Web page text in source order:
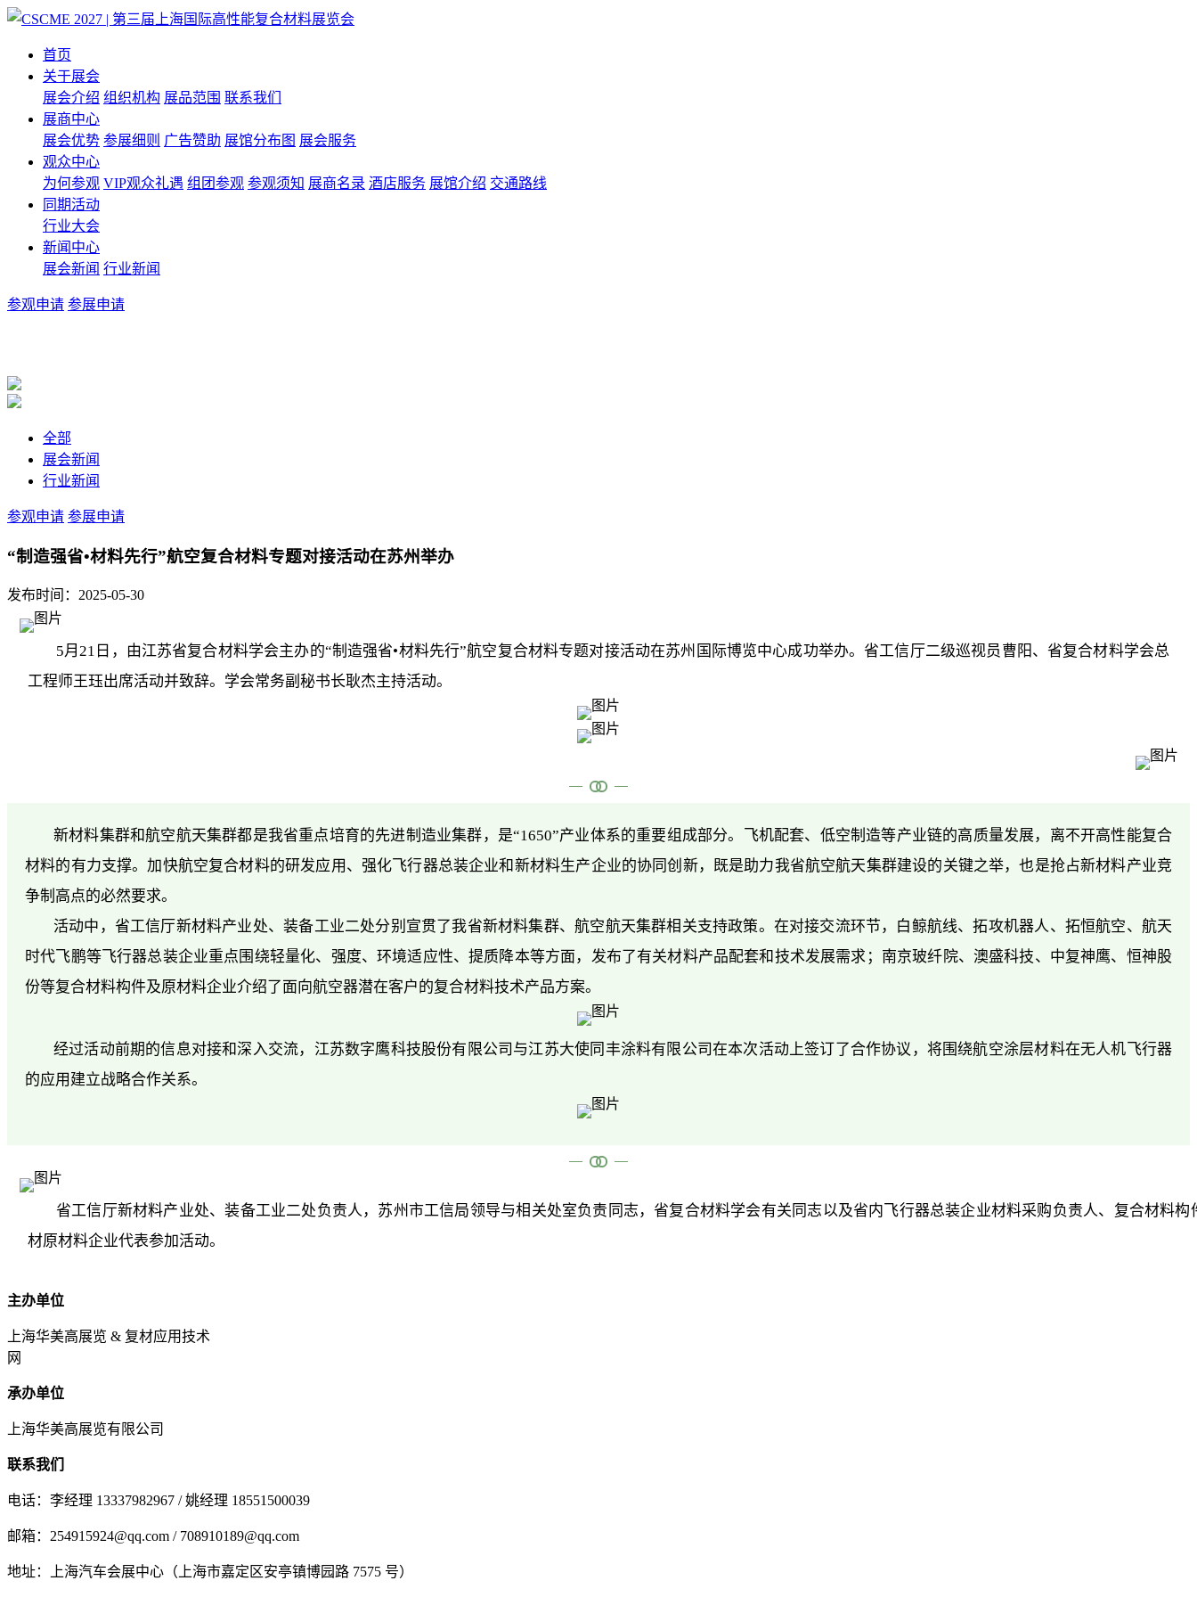
首页
关于展会
展会介绍 组织机构 展品范围 联系我们
展商中心
展会优势 参展细则 广告赞助 展馆分布图 展会服务
观众中心
为何参观 VIP观众礼遇 组团参观 参观须知 展商名录 酒店服务 展馆介绍 交通路线
同期活动
行业大会
新闻中心
展会新闻 行业新闻
参观申请 参展申请
全部
展会新闻
行业新闻
参观申请 参展申请
“制造强省•材料先行”航空复合材料专题对接活动在苏州举办
发布时间：2025-05-30
5月21日，由江苏省复合材料学会主办的“制造强省•材料先行”航空复合材料专题对接活动在苏州国际博览中心成功举办。省工信厅二级巡视员曹阳、省复合材料学会总
工程师王珏出席活动并致辞。学会常务副秘书长耿杰主持活动。
新材料集群和航空航天集群都是我省重点培育的先进制造业集群，是“1650”产业体系的重要组成部分。飞机配套、低空制造等产业链的高质量发展，离不开高性能复合
材料的有力支撑。加快航空复合材料的研发应用、强化飞行器总装企业和新材料生产企业的协同创新，既是助力我省航空航天集群建设的关键之举，也是抢占新材料产业竞
争制高点的必然要求。
活动中，省工信厅新材料产业处、装备工业二处分别宣贯了我省新材料集群、航空航天集群相关支持政策。在对接交流环节，白鲸航线、拓攻机器人、拓恒航空、航天
时代飞鹏等飞行器总装企业重点围绕轻量化、强度、环境适应性、提质降本等方面，发布了有关材料产品配套和技术发展需求；南京玻纤院、澳盛科技、中复神鹰、恒神股
份等复合材料构件及原材料企业介绍了面向航空器潜在客户的复合材料技术产品方案。
经过活动前期的信息对接和深入交流，江苏数字鹰科技股份有限公司与江苏大使同丰涂料有限公司在本次活动上签订了合作协议，将围绕航空涂层材料在无人机飞行器
的应用建立战略合作关系。
省工信厅新材料产业处、装备工业二处负责人，苏州市工信局领导与相关处室负责同志，省复合材料学会有关同志以及省内飞行器总装企业材料采购负责人、复合材料构
材原材料企业代表参加活动。
主办单位
上海华美高展览 & 复材应用技术
网
承办单位
上海华美高展览有限公司
联系我们
电话：李经理 13337982967 / 姚经理 18551500039
邮箱：254915924@qq.com / 708910189@qq.com
地址：上海汽车会展中心（上海市嘉定区安亭镇博园路 7575 号）